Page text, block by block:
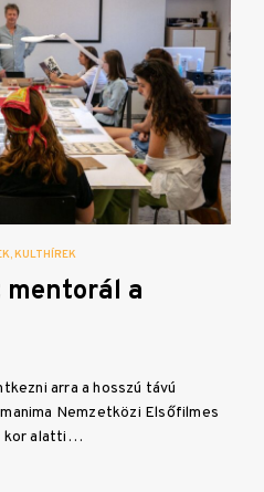
KULTHÍREK
a
arra a hosszú távú
Nemzetközi Elsőfilmes
kor alatti…